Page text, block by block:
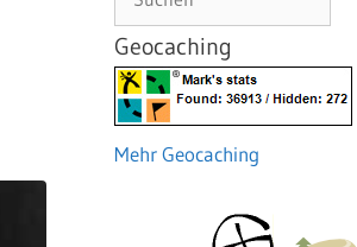
Geocaching
Mehr Geocaching